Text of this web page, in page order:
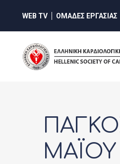
content
WEB TV ΟΜΑΔΕΣ ΕΡΓΑΣΙΑΣ
ΜΑΪΟΥ